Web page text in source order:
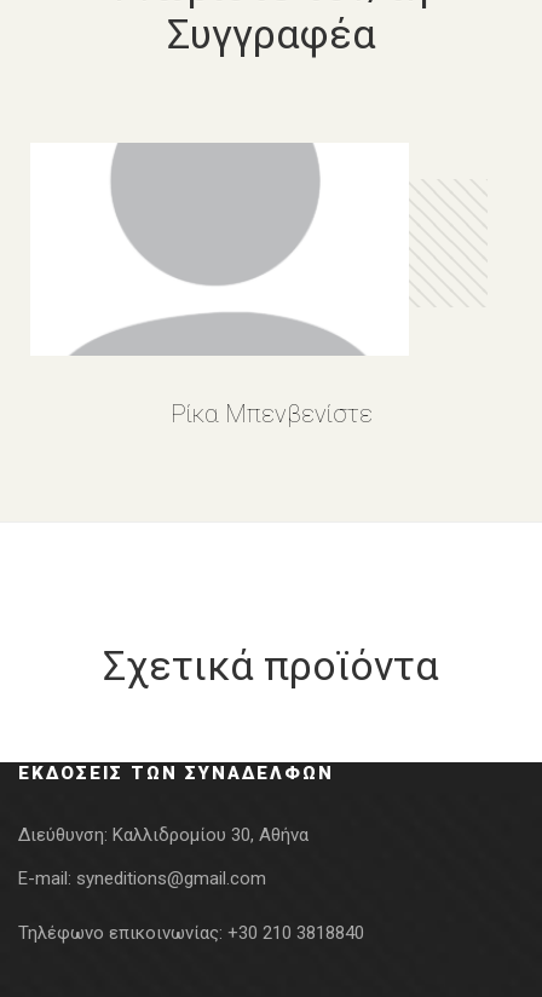
Συγγραφέα
Ρίκα Μπενβενίστε
Σχετικά προϊόντα
ΕΚΔΌΣΕΙΣ ΤΩΝ ΣΥΝΑΔΈΛΦΩΝ
Διεύθυνση: Καλλιδρομίου 30, Αθήνα
E-mail: syneditions@gmail.com
Τηλέφωνο επικοινωνίας: +30 210 3818840